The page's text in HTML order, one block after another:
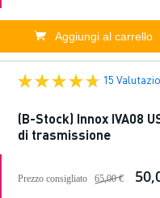
Aggiungi al carrello
15
(B-Stock) Innox IVA08
di trasmissione
Prezzo consigliato 65,00 €